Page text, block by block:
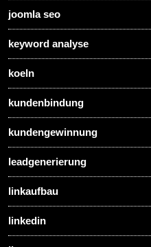
joomla seo
keyword analyse
koeln
kundenbindung
kundengewinnung
leadgenerierung
linkaufbau
linkedin